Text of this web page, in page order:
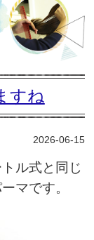
すね
2026-06-15
ル式と同じ
マです。